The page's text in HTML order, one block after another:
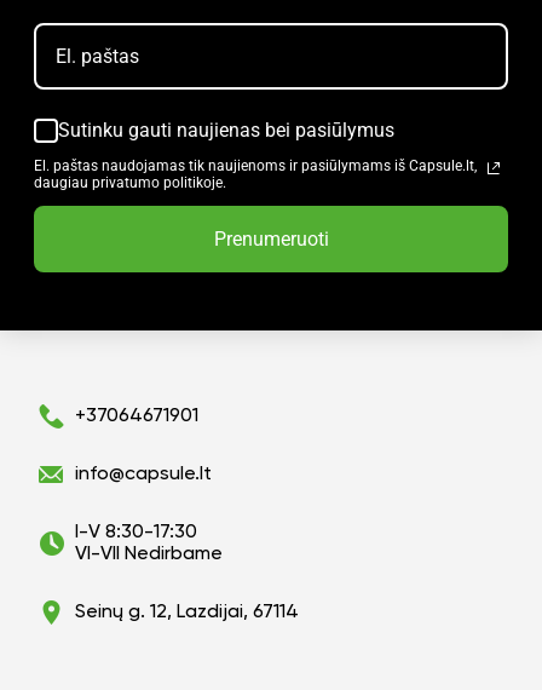
Sutinku gauti naujienas bei pasiūlymus
El. paštas naudojamas tik naujienoms ir pasiūlymams iš Capsule.lt,
daugiau privatumo politikoje.
Prenumeruoti
+37064671901
info@capsule.lt
I-V 8:30-17:30
VI-VII Nedirbame
Seinų g. 12, Lazdijai, 67114